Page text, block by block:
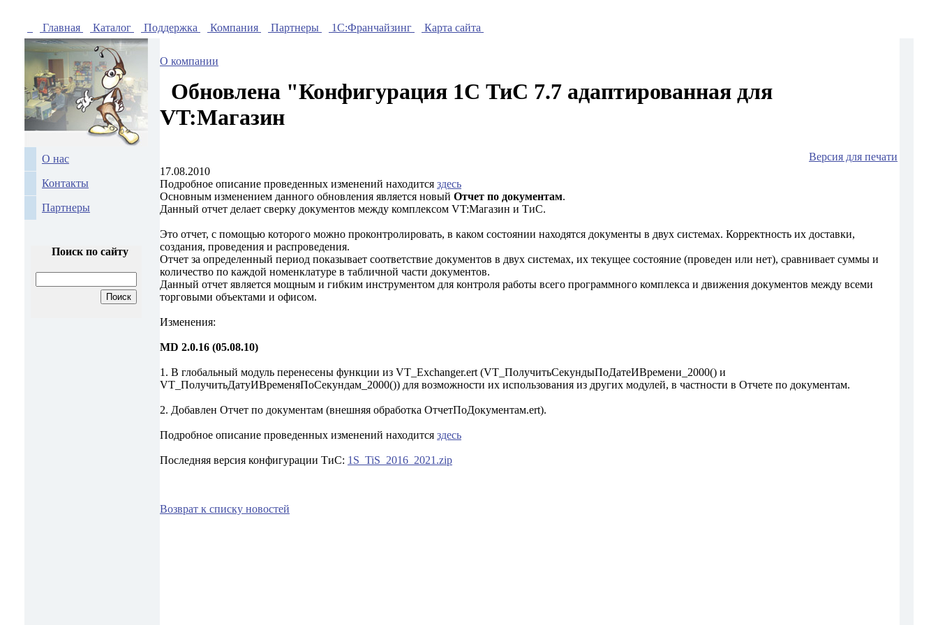
Главная Каталог Поддержка Компания Партнеры 1C:Франчайзинг Карта сайта
О нас
Контакты
Партнеры
Поиск по сайту
О компании
Обновлена "Конфигурация 1С ТиС 7.7 адаптированная для
VT:Магазин
Версия для печати
17.08.2010
Подробное описание проведенных изменений находится здесь
Основным изменением данного обновления является новый Отчет по документам.
Данный отчет делает сверку документов между комплексом VT:Магазин и ТиС.
Это отчет, с помощью которого можно проконтролировать, в каком состоянии находятся документы в двух системах. Корректность их доставки,
создания, проведения и распроведения.
Отчет за определенный период показывает соответствие документов в двух системах, их текущее состояние (проведен или нет), сравнивает суммы и
количество по каждой номенклатуре в табличной части документов.
Данный отчет является мощным и гибким инструментом для контроля работы всего программного комплекса и движения документов между всеми
торговыми объектами и офисом.
Изменения:
MD 2.0.16 (05.08.10)
1. В глобальный модуль перенесены функции из VT_Exchanger.ert (VT_ПолучитьСекундыПоДатеИВремени_2000() и
VT_ПолучитьДатуИВременяПоСекундам_2000()) для возможности их использования из других модулей, в частности в Отчете по документам.
2. Добавлен Отчет по документам (внешняя обработка ОтчетПоДокументам.ert).
Подробное описание проведенных изменений находится здесь
Последняя версия конфигурации ТиС: 1S_TiS_2016_2021.zip
Возврат к списку новостей